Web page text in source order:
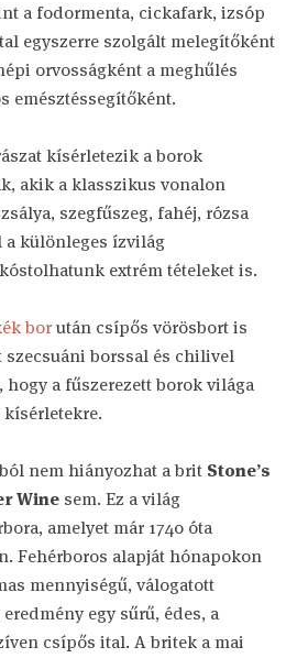
a fodormenta, cickafark, izsóp
egyszerre szolgált melegítőként
orvosságként a meghűlés
emésztéssegítőként.
kísérletezik a borok
akik a klasszikus vonalon
szegfűszeg, fahéj, rózsa
a különleges ízvilág
extrém tételeket is.
borután csípős vörösbort is
szecsuáni borssal és chilivel
a fűszerezett borok világa
nem hiányozhat a brit Stone’s
Wine sem. Ez a világ
amelyet már 1740 óta
Fehérboros alapját hónapokon
mennyiségű, válogatott
egy sűrű, édes, a
csípős ital. A britek a mai